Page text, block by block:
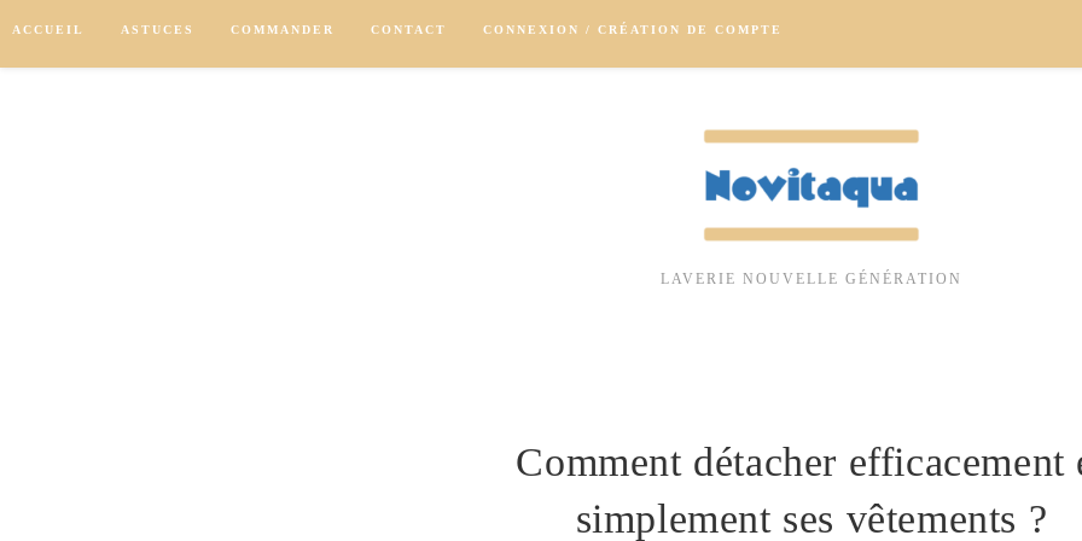
ACCUEIL ASTUCES COMMANDER CONTACT CONNEXION / CRÉATION DE COMPTE
LAVERIE NOUVELLE GÉNÉRATION
Comment détacher efficacement
simplement ses vêtements ?